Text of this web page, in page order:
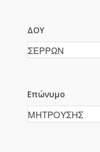
ΔΟΥ
Επώνυμο